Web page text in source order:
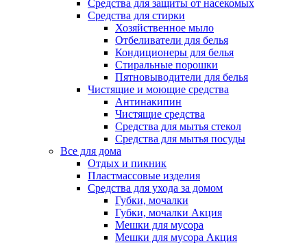
Средства для защиты от насекомых
Средства для стирки
Хозяйственное мыло
Отбеливатели для белья
Кондиционеры для белья
Стиральные порошки
Пятновыводители для белья
Чистящие и моющие средства
Антинакипин
Чистящие средства
Средства для мытья стекол
Средства для мытья посуды
Все для дома
Отдых и пикник
Пластмассовые изделия
Средства для ухода за домом
Губки, мочалки
Губки, мочалки Акция
Мешки для мусора
Мешки для мусора Акция